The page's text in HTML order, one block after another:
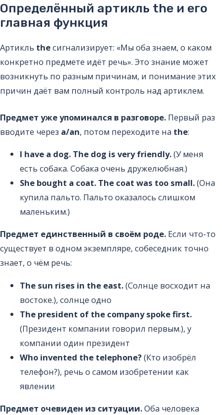
Определённый артикль the и его
главная функция
Артикль theсигнализирует: «Мы оба знаем, о каком
конкретно предмете идёт речь». Это знание может
возникнуть по разным причинам, и понимание этих
причин даёт вам полный контроль над артиклем.
Предмет уже упоминался в разговоре. Первый раз
вводите через a/an, потом переходите на the:
I have a dog. The dog is very friendly.(У меня
есть собака. Собака очень дружелюбная.)
She bought a coat. The coat was too small.(Она
купила пальто. Пальто оказалось слишком
маленьким.)
Предмет единственный в своём роде. Если что-то
существует в одном экземпляре, собеседник точно
знает, о чём речь:
The sun rises in the east.(Солнце восходит на
востоке.), солнце одно
The president of the company spoke first.
(Президент компании говорил первым.), у
компании один президент
Who invented the telephone?(Кто изобрёл
телефон?), речь о самом изобретении как
явлении
Предмет очевиден из ситуации.Оба человека